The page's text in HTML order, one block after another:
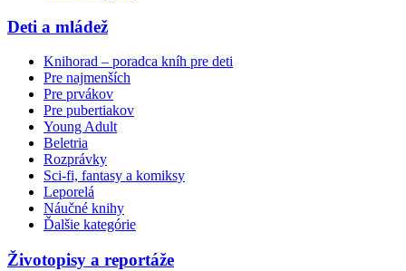
Deti a mládež
Knihorad – poradca kníh pre deti
Pre najmenších
Pre prvákov
Pre pubertiakov
Young Adult
Beletria
Rozprávky
Sci-fi, fantasy a komiksy
Leporelá
Náučné knihy
Ďalšie kategórie
Životopisy a reportáže